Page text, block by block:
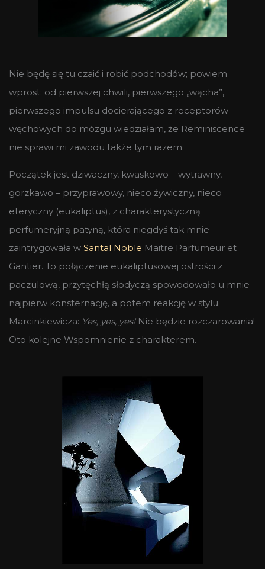
Nie będę się tu czaić i robić podchodów; powiem
wprost: od pierwszej chwili, pierwszego „wącha”,
pierwszego impulsu docierającego z receptorów
węchowych do mózgu wiedziałam, że Reminiscence
nie sprawi mi zawodu także tym razem.
Początek jest dziwaczny, kwaskowo – wytrawny,
gorzkawo – przyprawowy, nieco żywiczny, nieco
eteryczny (eukaliptus), z charakterystyczną
perfumeryjną patyną, która niegdyś tak mnie
zaintrygowała w Santal Noble Maitre Parfumeur et
Gantier. To połączenie eukaliptusowej ostrości z
paczulową, przytęchłą słodyczą spowodowało u mnie
najpierw konsternację, a potem reakcję w stylu
Marcinkiewicza: Yes, yes, yes!Nie będzie rozczarowania!
Oto kolejne Wspomnienie z charakterem.